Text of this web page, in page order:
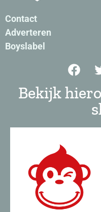
Contact
Adverteren
Boyslabel
Bekijk